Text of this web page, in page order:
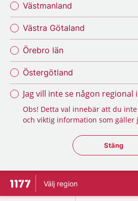
Västmanland
Västra Götaland
Örebro län
Östergötland
Jag vill inte se någon
Obs! Detta val innebär att du
och viktig information som gäller
Stäng
Stäng
Till startsidan för 1177
Välj region
på 1177.se
på